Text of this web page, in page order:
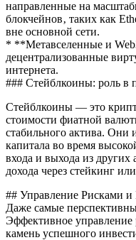
направленные на
блокчейнов‚ таких как
вне основной сети.
* **Метавселенные и
децентрализованные
интернета.
### Стейблкоины: роль в
Стейблкоины — это
стоимости фиатной
стабильного актива. Они
капитала во время
входа и выхода из других
дохода через стейкинг
## Управление Рисками
Даже самые
Эффективное
камень успешного